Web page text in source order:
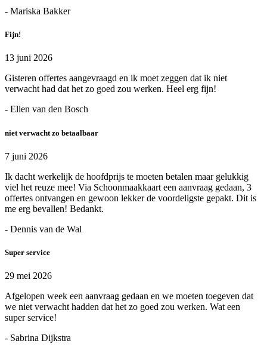
- Mariska Bakker
Fijn!
13 juni 2026
Gisteren offertes aangevraagd en ik moet zeggen dat ik niet
verwacht had dat het zo goed zou werken. Heel erg fijn!
- Ellen van den Bosch
niet verwacht zo betaalbaar
7 juni 2026
Ik dacht werkelijk de hoofdprijs te moeten betalen maar gelukkig
viel het reuze mee! Via Schoonmaakkaart een aanvraag gedaan, 3
offertes ontvangen en gewoon lekker de voordeligste gepakt. Dit is
me erg bevallen! Bedankt.
- Dennis van de Wal
Super service
29 mei 2026
Afgelopen week een aanvraag gedaan en we moeten toegeven dat
we niet verwacht hadden dat het zo goed zou werken. Wat een
super service!
- Sabrina Dijkstra